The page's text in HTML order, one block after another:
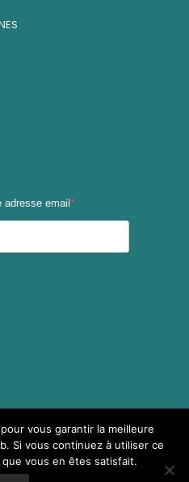
du site du Collectif des
les termes de la Licence
Pas d’Utilisation Commerciale -
vous garantir la meilleure
Si vous continuez à utiliser ce
vous en êtes satisfait.